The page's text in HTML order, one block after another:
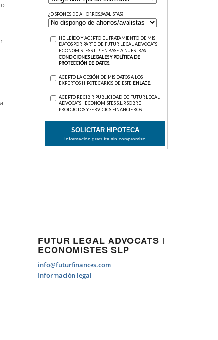
FUTUR LEGAL ADVOCATS I
ECONOMISTES SLP
info@futurfinances.com
Información legal